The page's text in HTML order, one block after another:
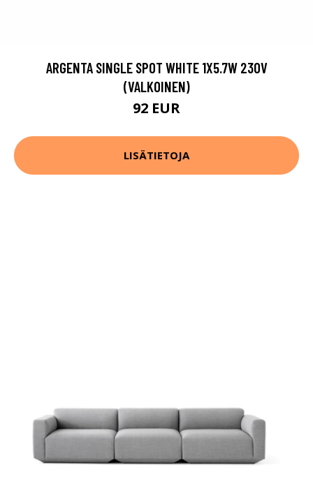
ARGENTA SINGLE SPOT WHITE 1X5.7W 230V
(VALKOINEN)
92 EUR
LISÄTIETOJA